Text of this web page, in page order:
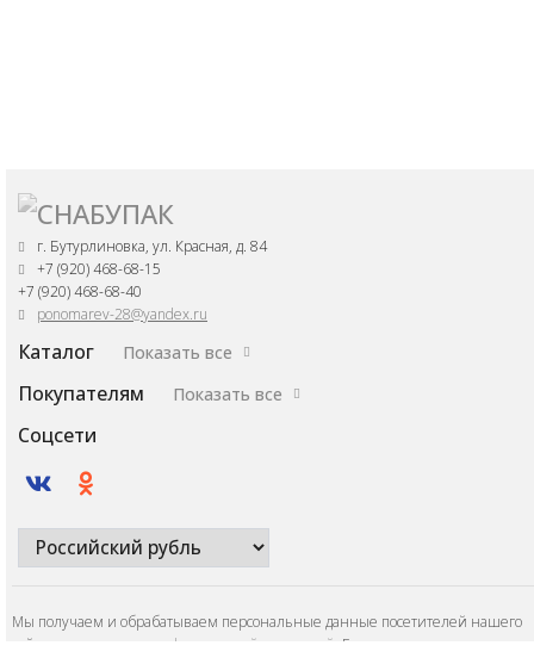
г. Бутурлиновка, ул. Красная, д. 84
+7 (920) 468-68-15
+7 (920) 468-68-40
ponomarev-28@yandex.ru
Каталог Показать все
Покупателям Показать все
Соцсети
Мы получаем и обрабатываем персональные данные посетителей нашего
сайта в соответствии с
официальной политикой . Если вы не даете согласия